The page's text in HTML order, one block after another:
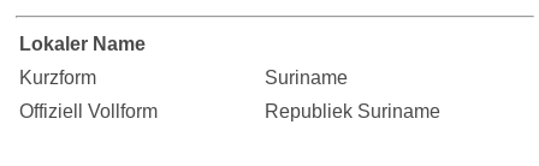
Lokaler Name
Kurzform
Suriname
Offiziell Vollform
Republiek Suriname